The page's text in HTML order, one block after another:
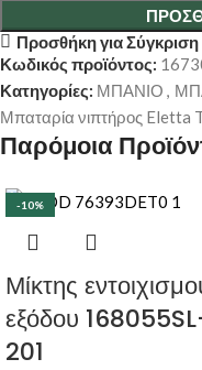
Προσθήκη για Σύγκριση
Κωδικός προϊόντος:
Κατηγορίες: ΜΠΑΝΙΟ ,
Μπαταρία νιπτήρος Eletta
Παρόμοια
-10%
Μίκτης
εξόδου
201